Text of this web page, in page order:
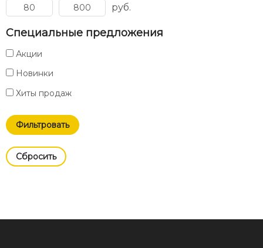
руб.
Специальные предложения
Акции
Новинки
Хиты продаж
Cбросить